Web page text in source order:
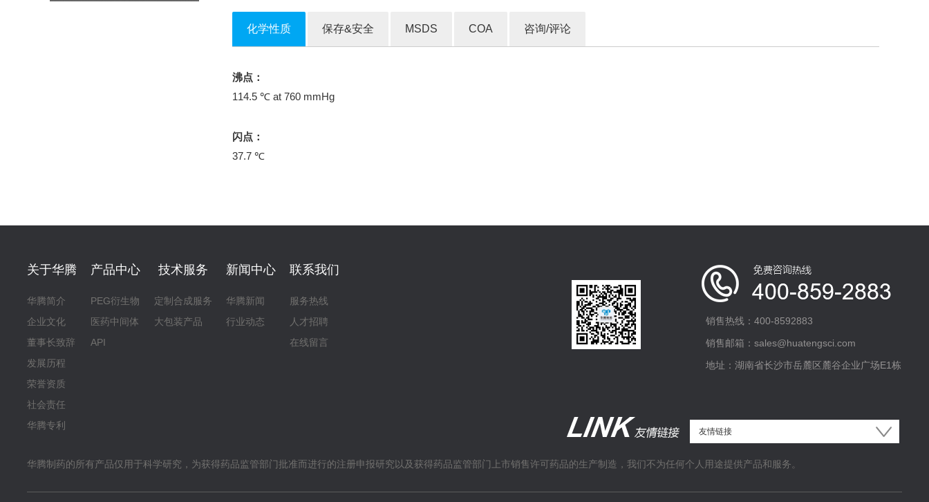
化学性质 保存&安全 MSDS COA 咨询/评论
沸点：
114.5 ℃ at 760 mmHg
闪点：
37.7 ℃
关于华腾
华腾简介
企业文化
董事长致辞
发展历程
荣誉资质
社会责任
华腾专利
产品中心
PEG衍生物
医药中间体
API
技术服务
定制合成服务
大包装产品
新闻中心
华腾新闻
行业动态
联系我们
服务热线
人才招聘
在线留言
销售热线：400-8592883
销售邮箱：sales@huatengsci.com
地址：湖南省长沙市岳麓区麓谷企业广场E1栋
华腾制药的所有产品仅用于科学研究，为获得药品监管部门批准而进行的注册申报研究以及获得药品监管部门上市销售许可药品的生产制造，我们不为任何个人用途提供产品和服务。